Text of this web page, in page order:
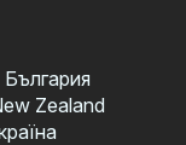
България
Zealand